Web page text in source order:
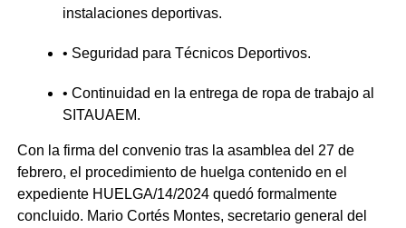
instalaciones deportivas.
• Seguridad para Técnicos Deportivos.
• Continuidad en la entrega de ropa de trabajo al
SITAUAEM.
Con la firma del convenio tras la asamblea del 27 de
febrero, el procedimiento de huelga contenido en el
expediente HUELGA/14/2024 quedó formalmente
concluido. Mario Cortés Montes, secretario general del